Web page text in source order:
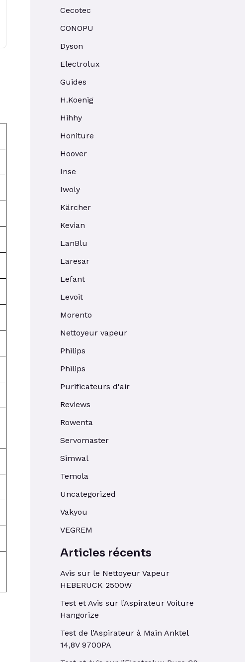
Cecotec
CONOPU
Dyson
Electrolux
Guides
H.Koenig
Hihhy
Honiture
Hoover
Inse
Iwoly
Kärcher
Kevian
LanBlu
Laresar
Lefant
Levoit
Morento
Nettoyeur vapeur
Philips
Philips
Purificateurs d'air
Reviews
Rowenta
Servomaster
Simwal
Temola
Uncategorized
Vakyou
VEGREM
Articles récents
Avis sur le Nettoyeur Vapeur
HEBERUCK 2500W
Test et Avis sur l’Aspirateur Voiture
Hangorize
Test de l’Aspirateur à Main Anktel
14,8V 9700PA